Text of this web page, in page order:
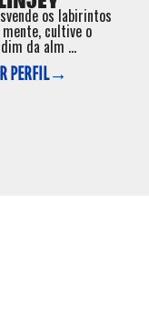
os labirintos
cultive o
da alm ...
PERFIL→